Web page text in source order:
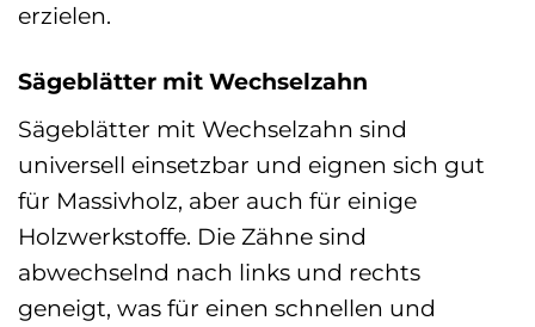
erzielen.
Sägeblätter mit Wechselzahn
Sägeblätter mit Wechselzahn sind
universell einsetzbar und eignen sich gut
für Massivholz, aber auch für einige
Holzwerkstoffe. Die Zähne sind
abwechselnd nach links und rechts
geneigt, was für einen schnellen und